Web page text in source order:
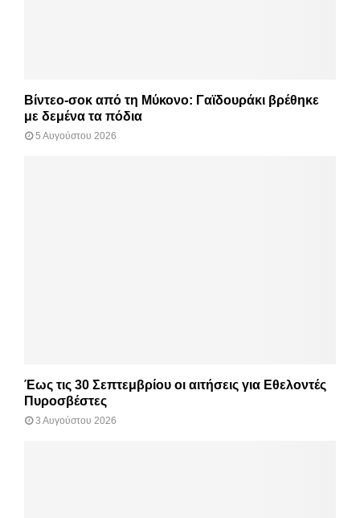
Βίντεο-σοκ από τη Μύκονο: Γαϊδουράκι βρέθηκε
με δεμένα τα πόδια
5 Αυγούστου 2026
Έως τις 30 Σεπτεμβρίου οι αιτήσεις για Εθελοντές
Πυροσβέστες
3 Αυγούστου 2026